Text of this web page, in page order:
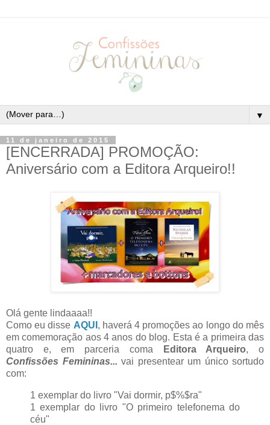
▼
11 de janeiro de 2015
[ENCERRADA] PROMOÇÃO:
Aniversário com a Editora Arqueiro!!
Olá gente lindaaaa!!
Como eu disse AQUI , haverá 4 promoções ao longo do mês
em comemoração aos 4 anos do blog. Esta é a primeira das
quatro e, em parceria coma
Editora Arqueiro, o
Confissões Femininas... vai presentear um único sortudo
com:
1 exemplar do livro "Vai dormir, p$%$ra"
1 exemplar do livro "O primeiro telefonema do
céu"